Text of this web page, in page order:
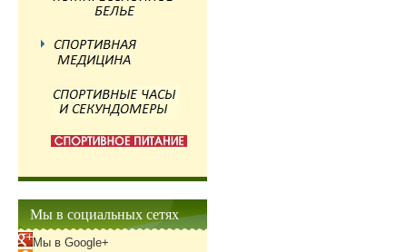
Мы в социальных сетях
Мы в Google+